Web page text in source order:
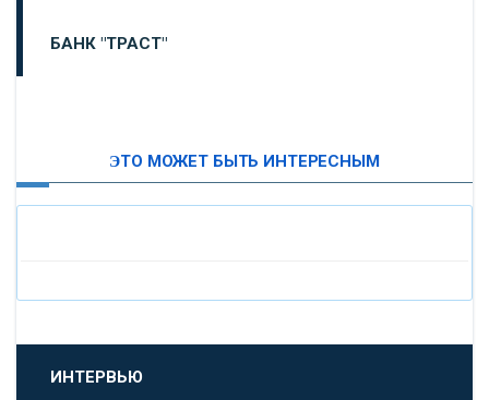
БАНК "ТРАСТ"
«БАНК САНКТ-ПЕТЕРБУРГ»
«ПРОМСВЯЗЬБАНК»
ЭТО МОЖЕТ БЫТЬ ИНТЕРЕСНЫМ
ИНТЕРВЬЮ